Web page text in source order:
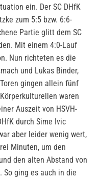
ein. Der SC DHfK
zum 5:5 bzw. 6:6-
Partie glitt dem SC
Mit einem 4:0-Lauf
Nun richteten es die
und Lukas Binder,
gingen allein fünf
waren
Auszeit von HSVH-
durch Sime Ivic
aber leider wenig wert,
Minuten, um den
den alten Abstand von
ging es auch in die